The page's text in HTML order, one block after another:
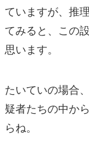
ていますが、推
てみると、この
思います。
たいていの場合
疑者たちの中か
らね。